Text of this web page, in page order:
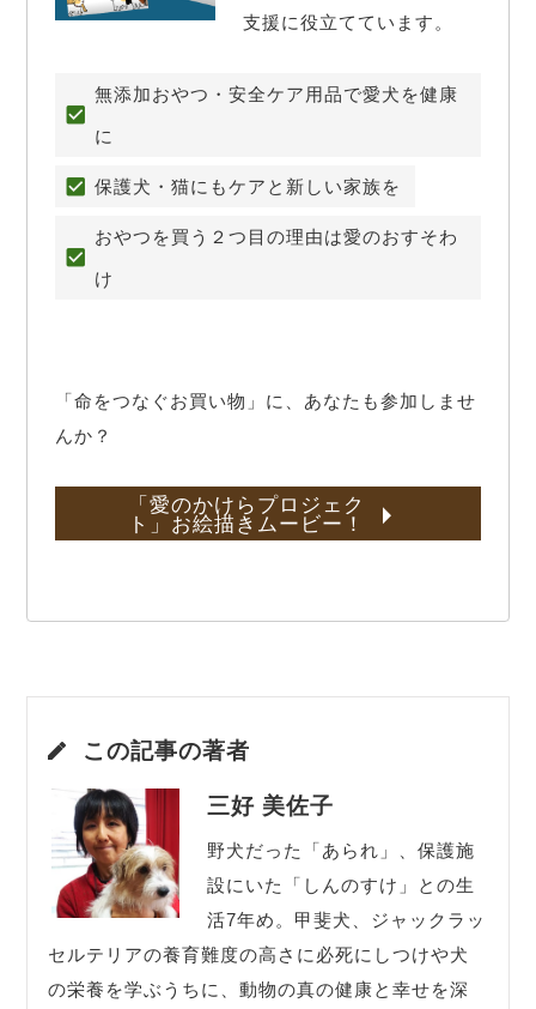
支援に役立てています。
無添加おやつ・安全ケア用品で愛犬を健康
に
保護犬・猫にもケアと新しい家族を
おやつを買う２つ目の理由は愛のおすそわ
け
「命をつなぐお買い物」に、あなたも参加しませ
んか？
「愛のかけらプロジェク
ト」お絵描きムービー！
この記事の著者
三好 美佐子
野犬だった「あられ」、保護施
設にいた「しんのすけ」との生
活7年め。甲斐犬、ジャックラッ
セルテリアの養育難度の高さに必死にしつけや犬
の栄養を学ぶうちに、動物の真の健康と幸せを深